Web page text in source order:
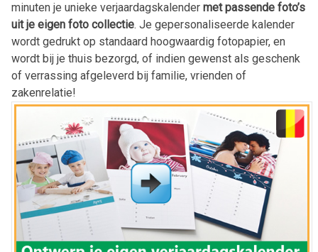
minuten je unieke verjaardagskalender met passende foto’s
uit je eigen foto collectie. Je gepersonaliseerde kalender
wordt gedrukt op standaard hoogwaardig fotopapier, en
wordt bij je thuis bezorgd, of indien gewenst als geschenk
of verrassing afgeleverd bij familie, vrienden of
zakenrelatie!